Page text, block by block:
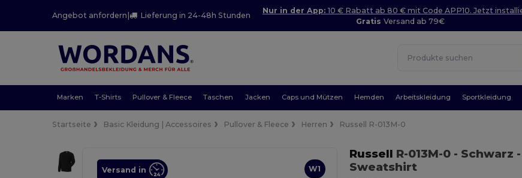
Angebot anfordern | Lieferung in 24-48h Stunden
Nur in der App: 10 € Rabatt ab 80 € mit Code APP10. Jetzt
GratisVersand ab 79€
Marken T-Shirts Pullover & Fleece Taschen Jacken Caps und Mützen Hemden Arbeitskleidung Sportkleidung
Startseite Basic Kleidung | Accessoires Pullover & Fleece Herren Russell R-013M-0
W1
Versand in
Russell R-013M-0 - Schwarz
Sweatshirt